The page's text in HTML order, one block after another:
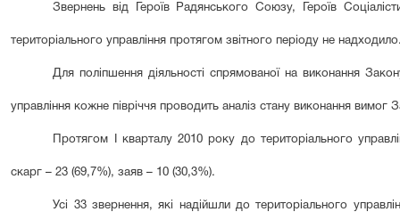
Звернень від Героїв Радянського Союзу, Героїв
територіального управління протягом звітного періоду не
Для поліпшення діяльності спрямованої на виконання
управління кожне півріччя проводить аналіз стану виконання
Протягом І кварталу2010 року до територіального
скарг – 23 (69,7%), заяв – 10 (30,3%).
Усі 33 звернення, які надійшли до територіального